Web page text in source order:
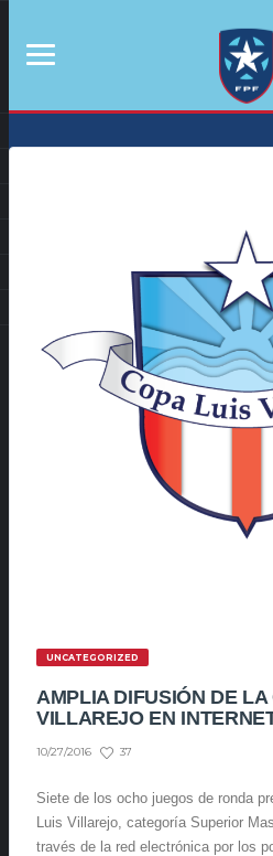
UNCATEGORIZED
AMPLIA DIFUSIÓN DE LA
VILLAREJO EN
10/27/2016 37
Siete de los ocho juegos de ronda
Luis Villarejo, categoría Superior
través de la red electrónica por los